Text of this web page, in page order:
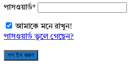
পাসওয়ার্ড*
আমাকে মনে রাখুন!
পাসওয়ার্ড ভুলে গেছেন?